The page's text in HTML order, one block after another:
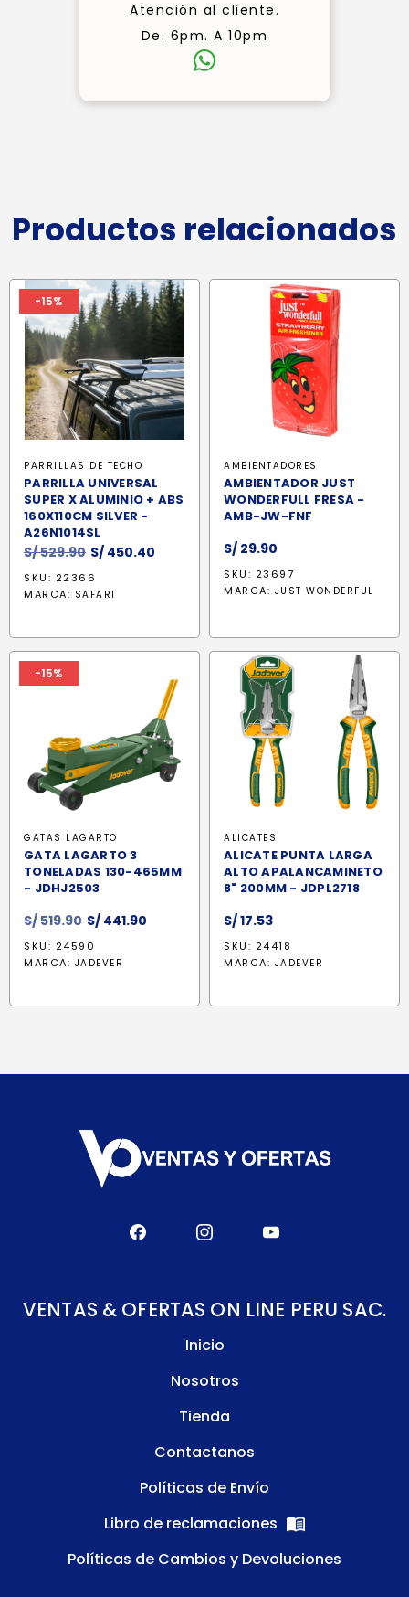
Atención al cliente.
De: 6pm. A 10pm
Productos relacionados
-15%
PARRILLAS DE TECHO
PARRILLA UNIVERSAL
SUPER X ALUMINIO + ABS
160X110CM SILVER -
A26N1014SL
S/529.90 El
precio
original
S/ 450.40
SKU: 22366
MARCA: SAFARI
AMBIENTADORES
AMBIENTADOR JUST
WONDERFULL FRESA -
AMB-JW-FNF
S/ 29.90
SKU: 23697
MARCA: JUST WONDERFUL
-15%
GATAS LAGARTO
GATA LAGARTO 3
TONELADAS 130-465MM
- JDHJ2503
S/519.90 El
precio
original
S/ 441.90
SKU: 24590
MARCA: JADEVER
ALICATES
ALICATE PUNTA LARGA
ALTO APALANCAMINETO
8" 200MM - JDPL2718
S/17.53
SKU: 24418
MARCA: JADEVER
VENTAS & OFERTAS ON LINE PERU SAC.
Inicio
Nosotros
Tienda
Contactanos
Políticas de Envío
Libro de reclamaciones
Políticas de Cambios y Devoluciones